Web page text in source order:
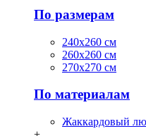
По размерам
240х260 см
260х260 см
270х270 см
По материалам
Жаккардовый